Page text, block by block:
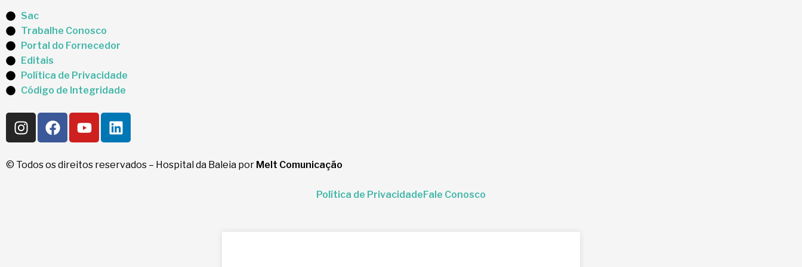
Sac
Trabalhe Conosco
Portal do Fornecedor
Editais
Política de Privacidade
Código de Integridade
© Todos os direitos reservados – Hospital da Baleia por Melt Comunicação
Política de Privacidade Fale Conosco